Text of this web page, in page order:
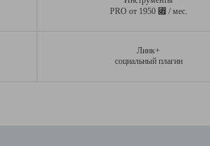
PRO от 1950 ⃏ / мес.
Линк+
социальный плагин